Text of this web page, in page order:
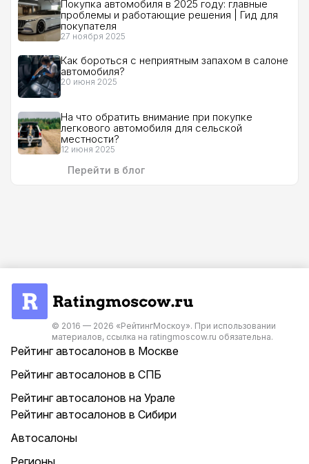
Покупка автомобиля в 2025 году: главные
проблемы и работающие решения | Гид для
покупателя
27 ноября 2025
Как бороться с неприятным запахом в салоне
автомобиля?
20 июня 2025
На что обратить внимание при покупке
легкового автомобиля для сельской
местности?
12 июня 2025
Перейти в блог
© 2016 — 2026 «РейтингМоскоу». При использовании
материалов, ссылка на ratingmoscow.ru обязательна.
Рейтинг автосалонов в Москве
Рейтинг автосалонов в СПБ
Рейтинг автосалонов на Урале
Рейтинг автосалонов в Сибири
Автосалоны